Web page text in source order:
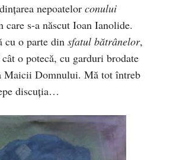
nepoatelor conului
care s-a născut Ioan Ianolide.
cu o parte din sfatul bătrânelor,
o potecă, cu garduri brodate
Maicii Domnului. Mă tot întreb
discuţia…